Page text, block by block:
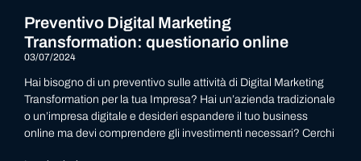
Preventivo Digital Marketing
Transformation: questionario online
03/07/2024
Hai bisogno di un preventivo sulle attività di Digital Marketing
Transformation per la tua Impresa? Hai un’azienda tradizionale
o un’impresa digitale e desideri espandere il tuo business
online ma devi comprendere gli investimenti necessari? Cerchi